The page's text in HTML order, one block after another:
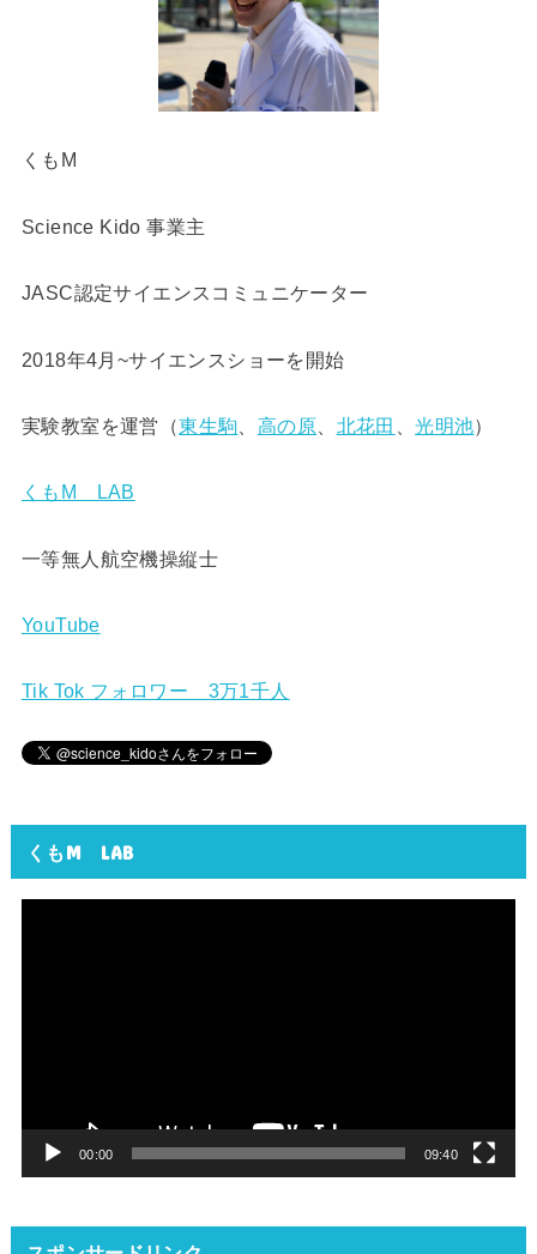
くもM
Science Kido 事業主
JASC認定サイエンスコミュニケーター
2018年4月~サイエンスショーを開始
実験教室を運営（東生駒 高の原 北花田 、光明池）
くもM LAB
一等無人航空機操縦士
YouTube
Tik Tok フォロワー 3万1千人
くもM LAB
00:00 09:40